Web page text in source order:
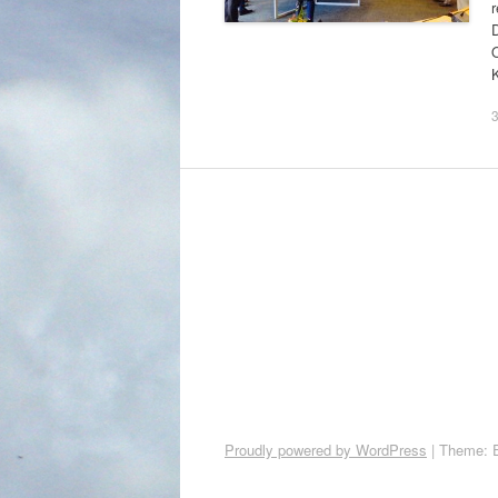
Proudly powered by WordPress | Theme: